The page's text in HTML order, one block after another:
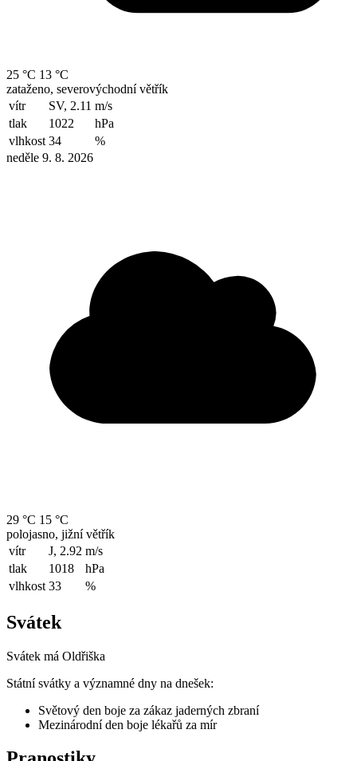
25 °C 13 °C
zataženo, severovýchodní větřík
vítr
SV, 2.11 m/s
tlak
1022
hPa
vlhkost 34
%
neděle 9. 8. 2026
29 °C 15 °C
polojasno, jižní větřík
vítr
J, 2.92 m/s
tlak
1018
hPa
vlhkost 33 %
Svátek
Svátek má Oldřiška
Státní svátky a významné dny na dnešek:
Světový den boje za zákaz jaderných zbraní
Mezinárodní den boje lékařů za mír